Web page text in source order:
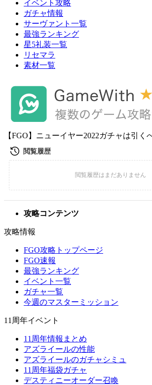
イベント攻略
ガチャ情報
サーヴァント一覧
最強ランキング
星5礼装一覧
リセマラ
素材一覧
【FGO】ニューイヤー2022ガチャは引く
攻略コンテンツ
攻略情報
FGO攻略トップページ
FGO速報
最強ランキング
イベント一覧
ガチャ一覧
今週のマスターミッション
11周年イベント
11周年情報まとめ
アズライールの性能
アズライールのガチャシミュ
11周年福袋ガチャ
デスティニーオーダー召喚